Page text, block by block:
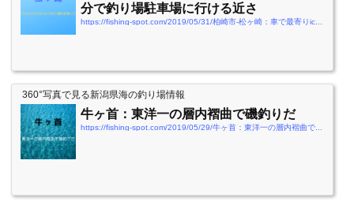
分で釣り場駐車場に行ける近さ
360°写真で見る新潟県海の釣り場情報
牛ヶ首：東洋一の層内褶曲で磯釣りだ